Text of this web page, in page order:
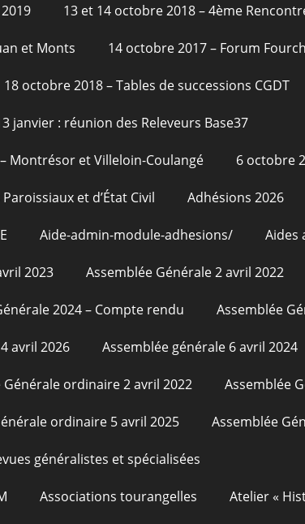
13 et 14 octobre 2018 – 4ème
et Monts 14 octobre 2017 – Forum
18 octobre 2018 – Tables de successions CGDT
janvier : réunion des Releveurs Base37
Montrésor et Villeloin-Coulangé 6 octobre
et d’État Civil Adhésions 2026
Aide-admin-module-adhesions/ Aides
2023 Assemblée Générale 2 avril 2022
2024 – Compte rendu Assemblée
avril 2026 Assemblée générale 6 avril 2024
Générale ordinaire 2 avril 2022 Assemblée
ordinaire 5 avril 2025 Assemblée
généralistes et spécialisées
Associations tourangelles Atelier «